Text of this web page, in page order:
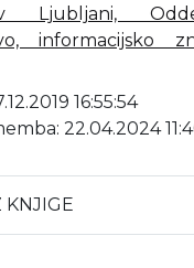
Ljubljani,
informacijsko
16:55:54
22.04.2024
KNJIGE